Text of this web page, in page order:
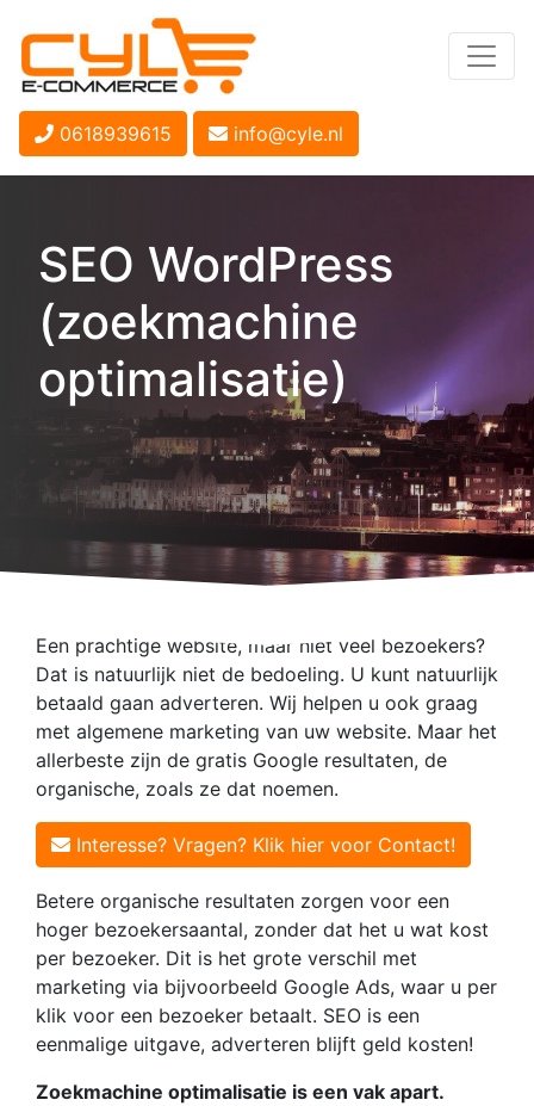
0618939615 info@cyle.nl
SEO WordPress
(zoekmachine
optimalisatie)
Een prachtige website, maar niet veel bezoekers?
Dat is natuurlijk niet de bedoeling. U kunt natuurlijk
betaald gaan adverteren. Wij helpen u ook graag
met algemene marketing van uw website. Maar het
allerbeste zijn de gratis Google resultaten, de
organische, zoals ze dat noemen.
Interesse? Vragen? Klik hier voor Contact!
Betere organische resultaten zorgen voor een
hoger bezoekersaantal, zonder dat het u wat kost
per bezoeker. Dit is het grote verschil met
marketing via bijvoorbeeld Google Ads, waar u per
klik voor een bezoeker betaalt. SEO is een
eenmalige uitgave, adverteren blijft geld kosten!
Zoekmachine optimalisatie is een vak apart.